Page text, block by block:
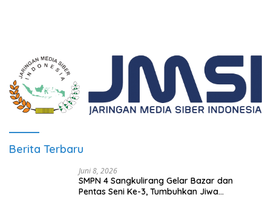
Berita Terbaru
Juni 8, 2026
SMPN 4 Sangkulirang Gelar Bazar dan
Pentas Seni Ke-3, Tumbuhkan Jiwa